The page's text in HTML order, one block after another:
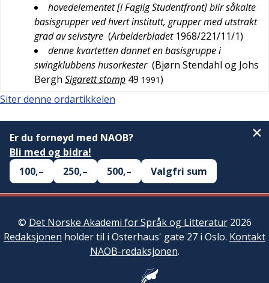
hovedelementet [i Faglig Studentfront] blir såkalte
basisgrupper ved hvert institutt, grupper med utstrakt
grad av selvstyre (Arbeiderbladet 1968/221/11/1)
denne kvartetten dannet en basisgruppe i
swingklubbens husorkester (Bjørn Stendahl og Johs
Bergh Sigarett stomp 49 1991)
Siter denne ordartikkelen
Er du fornøyd med NAOB?
Bli med og bidra!
100,–
250,– 500,– Valgfri sum
© Det Norske Akademi for Språk og Litteratur2026
Redaksjonen holder til i Osterhaus' gate 27 i Oslo. Kontakt
NAOB-redaksjonen.